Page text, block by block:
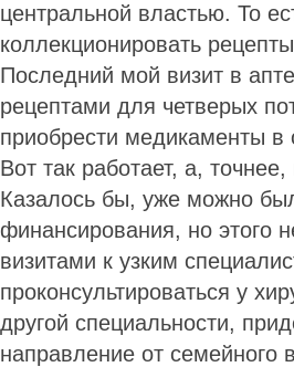
центральной властью. То
коллекционировать
Последний мой визит в
рецептами для четверых
приобрести медикаменты в
Вот так работает, а,
Казалось бы, уже можно
финансирования, но этого
визитами к узким
проконсультироваться у
другой специальности,
направление от семейного